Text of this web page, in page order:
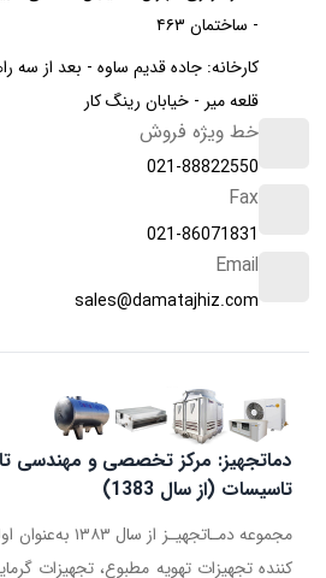
- ساختمان ۴۶۳
کارخانه: جاده قدیم ساوه - بعد از
قلعه میر - خیابان رینگ کار
خط ویژه فروش
021-88822550
Fax
021-86071831
Email
sales@damatajhiz.com
دماتجهیز: مرکز تخصصی و مهندسی
تاسیسات (از سال 1383)
مجموعه
کننده تجهیزات تهویه مطبوع، تجهیزات